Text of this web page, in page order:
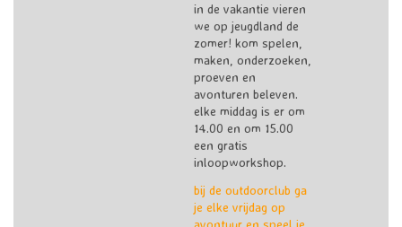
in de vakantie vieren
we op jeugdland de
zomer! kom spelen,
maken, onderzoeken,
proeven en
avonturen beleven.
elke middag is er om
14.00 en om 15.00
een gratis
inloopworkshop.
bij de outdoorclub ga
je elke vrijdag op